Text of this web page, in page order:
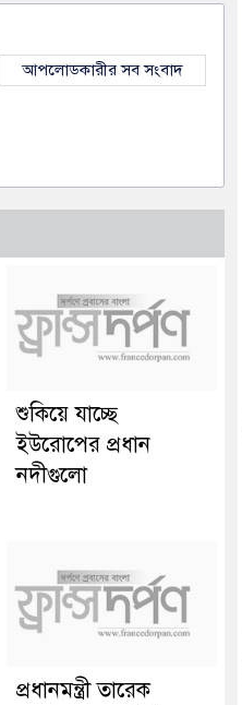
আপলোডকারীর সব সংবাদ
শুকিয়ে যাচ্ছে
ইউরোপের প্রধান
নদীগুলো
প্রধানমন্ত্রী তারেক